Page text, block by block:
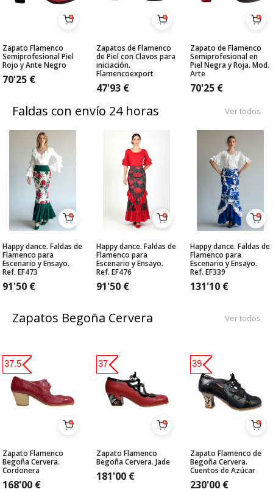
Zapato Flamenco
Semiprofesional Piel
Rojo y Ante Negro
70'25 €
Zapatos de Flamenco
de Piel con Clavos para
iniciación.
Flamencoexport
47'93 €
Zapato de Flamenco
Semiprofesional en
Piel Negra y Roja. Mod.
Arte
70'25 €
Faldas con envío 24 horas Ver todos
Happy dance. Faldas de
Flamenco para
Escenario y Ensayo.
Ref. EF473
91'50 €
Happy dance. Faldas de
Flamenco para
Escenario y Ensayo.
Ref. EF476
91'50 €
Happy dance. Faldas de
Flamenco para
Escenario y Ensayo.
Ref. EF339
131'10 €
Zapatos Begoña Cervera Ver todos
Zapato Flamenco
Begoña Cervera.
Cordonera
168'00 €
37.5
Zapato Flamenco
Begoña Cervera. Jade
181'00 €
37
Zapato Flamenco de
Begoña Cervera.
Cuentos de Azúcar
230'00 €
39